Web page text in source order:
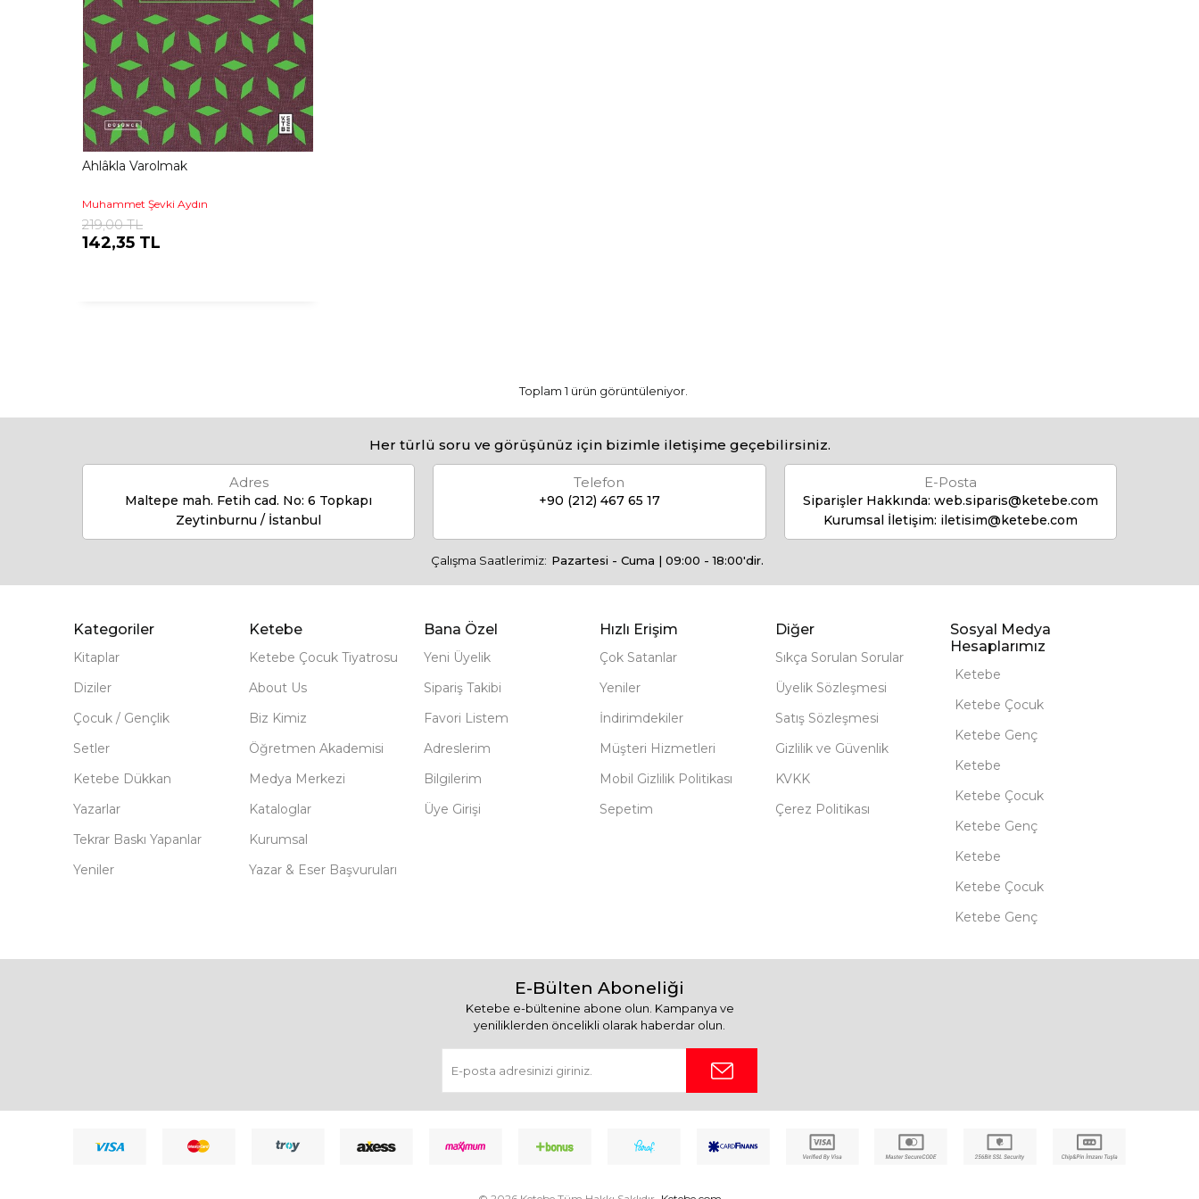
Ahlâkla Varolmak
Muhammet Şevki Aydın
219,00 TL
142,35 TL
Toplam 1 ürün görüntüleniyor.
Her türlü soru ve görüşünüz için bizimle iletişime geçebilirsiniz.
Adres
Maltepe mah. Fetih cad. No: 6 Topkapı
Zeytinburnu / İstanbul
Telefon
+90 (212) 467 65 17
E-Posta
Siparişler Hakkında: web.siparis@ketebe.com
Kurumsal İletişim: iletisim@ketebe.com
Çalışma Saatlerimiz: Pazartesi - Cuma | 09:00 - 18:00'dir.
Kategoriler
Kitaplar
Diziler
Çocuk / Gençlik
Setler
Ketebe Dükkan
Yazarlar
Tekrar Baskı Yapanlar
Yeniler
Ketebe
Ketebe Çocuk Tiyatrosu
About Us
Biz Kimiz
Öğretmen Akademisi
Medya Merkezi
Kataloglar
Kurumsal
Yazar & Eser Başvuruları
Bana Özel
Yeni Üyelik
Sipariş Takibi
Favori Listem
Adreslerim
Bilgilerim
Üye Girişi
Hızlı Erişim
Çok Satanlar
Yeniler
İndirimdekiler
Müşteri Hizmetleri
Mobil Gizlilik Politikası
Sepetim
Diğer
Sıkça Sorulan Sorular
Üyelik Sözleşmesi
Satış Sözleşmesi
Gizlilik ve Güvenlik
KVKK
Çerez Politikası
Sosyal Medya
Hesaplarımız
Ketebe
Ketebe Çocuk
Ketebe Genç
Ketebe
Ketebe Çocuk
Ketebe Genç
Ketebe
Ketebe Çocuk
Ketebe Genç
E-Bülten Aboneliği
Ketebe e-bültenine abone olun. Kampanya ve
yeniliklerden öncelikli olarak haberdar olun.